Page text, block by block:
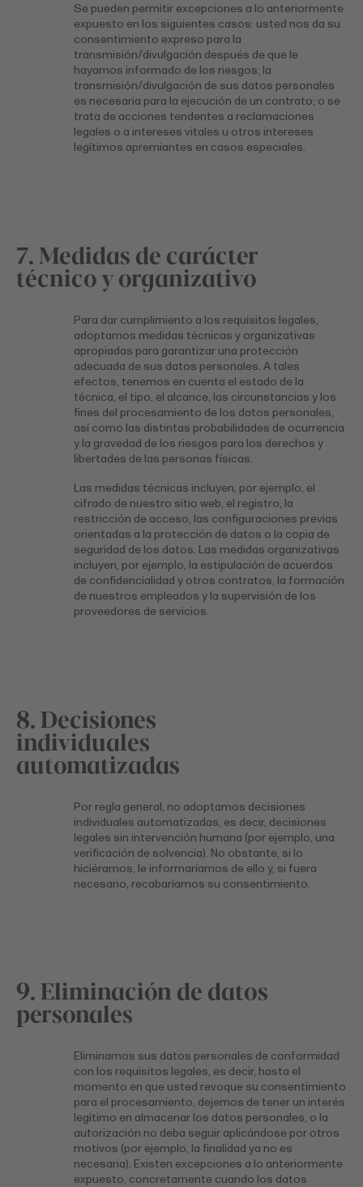
Se pueden permitir excepciones a lo anteriormente
expuesto en los siguientes casos: usted nos da su
consentimiento expreso para la
transmisión/divulgación después de que le
hayamos informado de los riesgos; la
transmisión/divulgación de sus datos personales
es necesaria para la ejecución de un contrato; o se
trata de acciones tendentes a reclamaciones
legales o a intereses vitales u otros intereses
legítimos apremiantes en casos especiales.
7. Medidas de carácter
técnico y organizativo
Para dar cumplimiento a los requisitos legales,
adoptamos medidas técnicas y organizativas
apropiadas para garantizar una protección
adecuada de sus datos personales. A tales
efectos, tenemos en cuenta el estado de la
técnica, el tipo, el alcance, las circunstancias y los
fines del procesamiento de los datos personales,
así como las distintas probabilidades de ocurrencia
y la gravedad de los riesgos para los derechos y
libertades de las personas físicas.
Las medidas técnicas incluyen, por ejemplo, el
cifrado de nuestro sitio web, el registro, la
restricción de acceso, las configuraciones previas
orientadas a la protección de datos o la copia de
seguridad de los datos. Las medidas organizativas
incluyen, por ejemplo, la estipulación de acuerdos
de confidencialidad y otros contratos, la formación
de nuestros empleados y la supervisión de los
proveedores de servicios.
8. Decisiones
individuales
automatizadas
Por regla general, no adoptamos decisiones
individuales automatizadas, es decir, decisiones
legales sin intervención humana (por ejemplo, una
verificación de solvencia). No obstante, si lo
hiciéramos, le informaríamos de ello y, si fuera
necesario, recabaríamos su consentimiento.
9. Eliminación de datos
personales
Eliminamos sus datos personales de conformidad
con los requisitos legales, es decir, hasta el
momento en que usted revoque su consentimiento
para el procesamiento, dejemos de tener un interés
legítimo en almacenar los datos personales, o la
autorización no deba seguir aplicándose por otros
motivos (por ejemplo, la finalidad ya no es
necesaria). Existen excepciones a lo anteriormente
expuesto, concretamente cuando los datos